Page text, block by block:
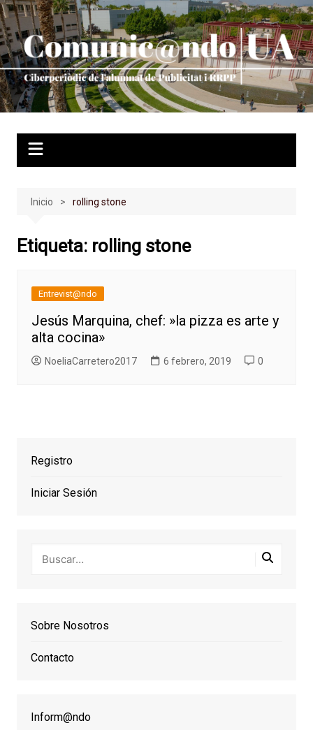
Saltar
al
contenido
Inicio rolling stone
Etiqueta: rolling stone
Entrevist@ndo
Jesús Marquina, chef: »la pizza es arte y
alta cocina»
NoeliaCarretero2017 6 febrero, 2019 0
Registro
Iniciar Sesión
Sobre Nosotros
Contacto
Inform@ndo